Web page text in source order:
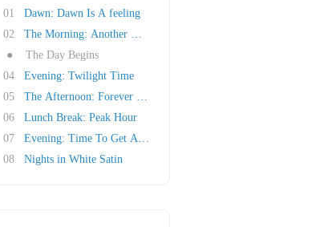
01
Dawn: Dawn Is A feeling
02
The Morning: Another Morning
●
The Day Begins
04
Evening: Twilight Time
05
The Afternoon: Forever Afternoon (Tuesday?)
06
Lunch Break: Peak Hour
07
Evening: Time To Get Away
08
Nights in White Satin